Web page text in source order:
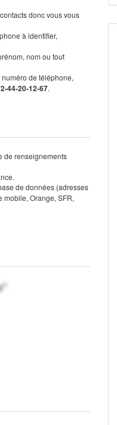
donc vous vous
à identifier,
nom ou tout
de téléphone,
44-20-12-67.
de renseignements
de données (adresses
Orange, SFR,